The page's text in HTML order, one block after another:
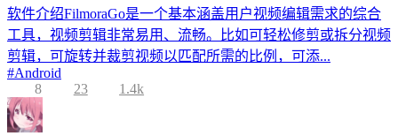
软件介绍FilmoraGo是一个基本涵盖用户视频编辑需求的综合
工具，视频剪辑非常易用、流畅。比如可轻松修剪或拆分视频
剪辑，可旋转并裁剪视频以匹配所需的比例，可添...
#Android
8
23 1.4k